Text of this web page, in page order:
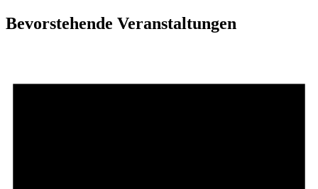
Bevorstehende Veranstaltungen